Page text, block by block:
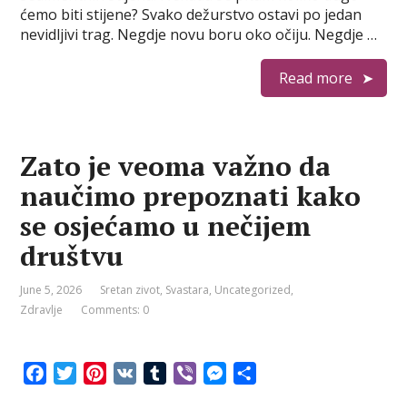
o
k
r
e
s
g
e
ćemo biti stijene? Svako dežurstvo ostavi po jedan
nevidljivi trag. Negdje novu boru oko očiju. Negdje …
Read more
Zato je veoma važno da
naučimo prepoznati kako
se osjećamo u nečijem
društvu
June 5, 2026 Sretan zivot, Svastara, Uncategorized,
Zdravlje
Comments: 0
T
M